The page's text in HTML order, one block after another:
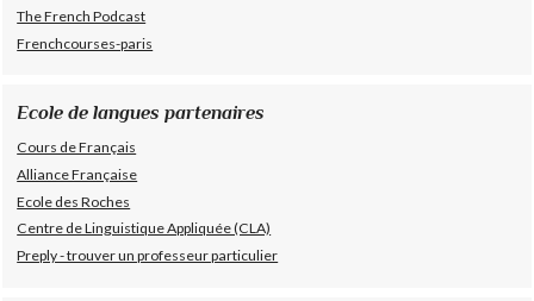
The French Podcast
Frenchcourses-paris
Ecole de langues partenaires
Cours de Français
Alliance Française
Ecole des Roches
Centre de Linguistique Appliquée (CLA)
Preply - trouver un professeur particulier